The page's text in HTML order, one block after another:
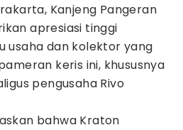
Kanjeng Pangeran
apresiasi tinggi
usaha dan kolektor yang
keris ini, khususnya
pengusaha Rivo
bahwa Kraton